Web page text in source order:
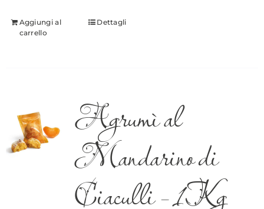
Aggiungi al
carrello
Dettagli
Agrumì al
Mandarino di
Ciaculli – 1Kg